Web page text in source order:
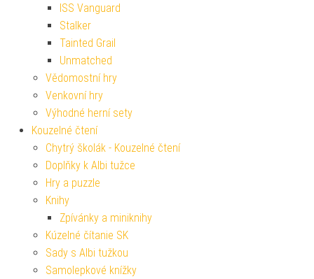
ISS Vanguard
Stalker
Tainted Grail
Unmatched
Vědomostní hry
Venkovní hry
Výhodné herní sety
Kouzelné čtení
Chytrý školák - Kouzelné čtení
Doplňky k Albi tužce
Hry a puzzle
Knihy
Zpívánky a miniknihy
Kúzelné čítanie SK
Sady s Albi tužkou
Samolepkové knížky